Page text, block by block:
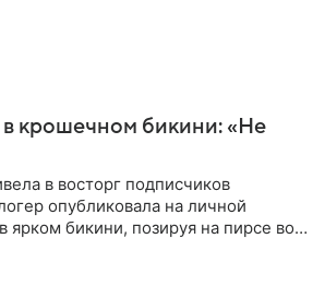
крошечном бикини: «Не
в восторг подписчиков
опубликовала на личной
ярком бикини, позируя на пирсе во